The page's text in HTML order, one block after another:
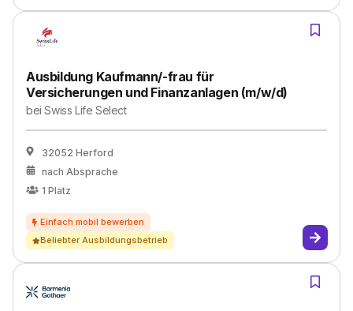
Ausbildung Kaufmann/-frau für
Versicherungen und Finanzanlagen (m/w/d)
beiSwiss Life Select
32052 Herford
nach Absprache
1 Platz
Beliebter Ausbildungsbetrieb